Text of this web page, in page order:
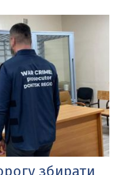
збирати